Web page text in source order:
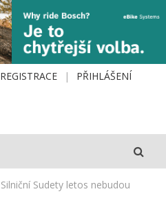
REGISTRACE PŘIHLÁŠENÍ
Silniční Sudety letos nebudou